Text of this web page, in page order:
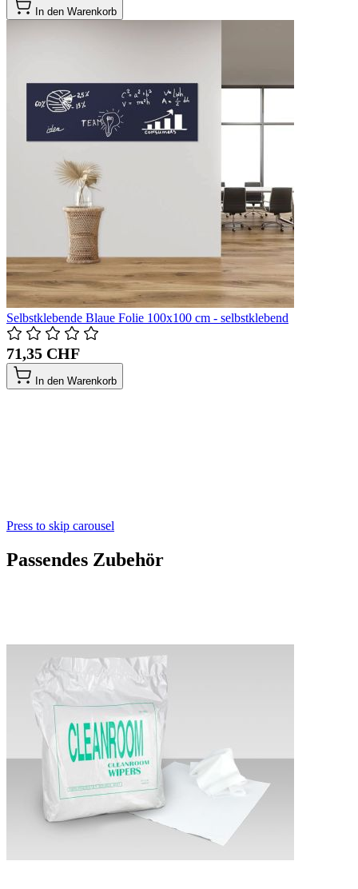
In den Warenkorb
Selbstklebende Blaue Folie 100x100 cm - selbstklebend
71,35 CHF
In den Warenkorb
Press to skip carousel
Passendes Zubehör